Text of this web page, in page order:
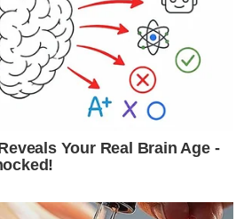
Your Real Brain Age -